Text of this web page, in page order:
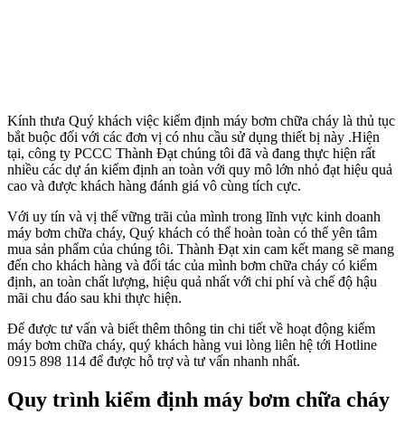
Kính thưa Quý khách việc kiểm định máy bơm chữa cháy là thủ tục
bắt buộc đối với các đơn vị có nhu cầu sử dụng thiết bị này .Hiện
tại, công ty PCCC Thành Đạt chúng tôi đã và đang thực hiện rất
nhiều các dự án kiểm định an toàn với quy mô lớn nhỏ đạt hiệu quả
cao và được khách hàng đánh giá vô cùng tích cực.
Với uy tín và vị thế vững trãi của mình trong lĩnh vực kinh doanh
máy bơm chữa cháy, Quý khách có thể hoàn toàn có thể yên tâm
mua sản phẩm của chúng tôi. Thành Đạt xin cam kết mang sẽ mang
đến cho khách hàng và đối tác của mình bơm chữa cháy có kiểm
định, an toàn chất lượng, hiệu quả nhất với chi phí và chế độ hậu
mãi chu đáo sau khi thực hiện.
Để được tư vấn và biết thêm thông tin chi tiết về hoạt động kiểm
máy bơm chữa cháy, quý khách hàng vui lòng liên hệ tới Hotline
0915 898 114 để được hỗ trợ và tư vấn nhanh nhất.
Quy trình kiểm định máy bơm chữa cháy